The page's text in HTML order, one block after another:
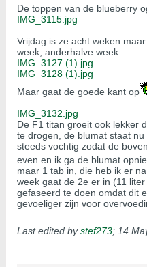
De toppen van de blueberry
IMG_3115.jpg
Vrijdag is ze acht weken
week, anderhalve week.
IMG_3127 (1).jpg
IMG_3128 (1).jpg
Maar gaat de goede kant op
IMG_3132.jpg
De F1 titan groeit ook lekker
te drogen, de blumat staat
steeds vochtig zodat de
even en ik ga de blumat
maar 1 tab in, die heb ik er
week gaat de 2e er in (11
gefaseerd te doen omdat dit
gevoeliger zijn voor
Last edited bystef273; 14